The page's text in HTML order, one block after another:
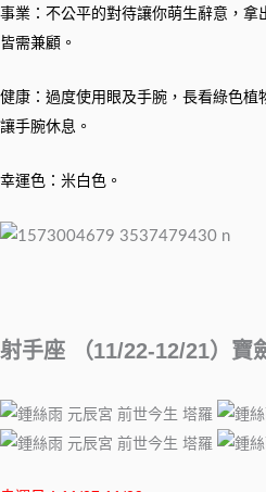
事業：不公平的對待讓你萌生辭意，
皆需兼顧。
健康：過度使用眼及手腕，長看綠色
讓手腕休息。
幸運色：米白色。
射手座 （11/22-12/21）寶